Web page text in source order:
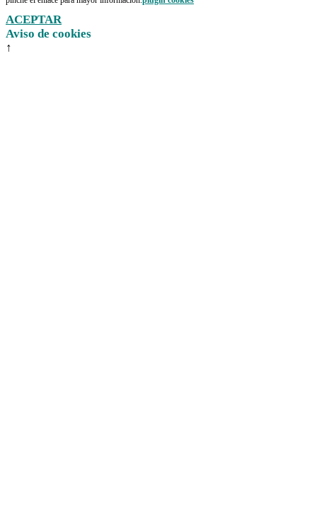
ACEPTAR
Aviso de cookies
↑